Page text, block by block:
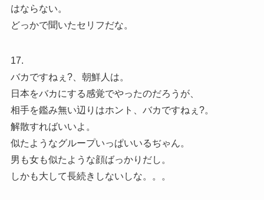
はならない。
どっかで聞いたセリフだな。
17.
バカですねぇ?、朝鮮人は。
日本をバカにする感覚でやったのだろうが、
相手を鑑み無い辺りはホント、バカですねぇ?。
解散すればいいよ。
似たようなグループいっぱいいるぢゃん。
男も女も似たような顔ばっかりだし。
しかも大して長続きしないしな。。。